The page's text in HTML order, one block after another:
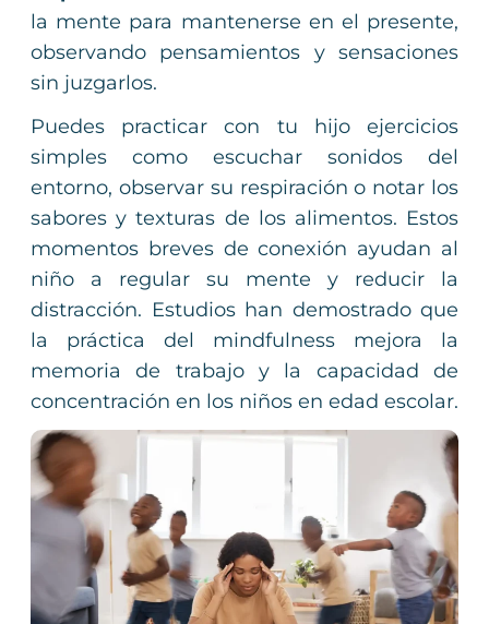
la mente para mantenerse en el presente,
observando pensamientos y sensaciones
sin juzgarlos.
Puedes practicar con tu hijo ejercicios
simples como escuchar sonidos del
entorno, observar su respiración o notar los
sabores y texturas de los alimentos. Estos
momentos breves de conexión ayudan al
niño a regular su mente y reducir la
distracción. Estudios han demostrado que
la práctica del mindfulness mejora la
memoria de trabajo y la capacidad de
concentración en los niños en edad escolar.